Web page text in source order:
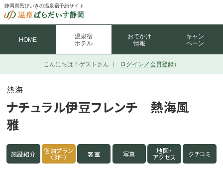
静岡県民びいきの温泉宿予約サイト
HOME
温泉宿
ホテル
おでかけ
情報
キャン
ペーン
こんにちは！ ゲストさん（ ログイン／会員登録）
熱海
ナチュラル伊豆フレンチ 熱海風
雅
施設紹介 宿泊プラン
（3件） 客室 写真 地図・
アクセス クチコミ